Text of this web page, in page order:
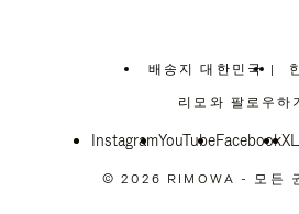
배송지 대한민국
위
치
선
십
|
리모와 팔로우하
InstagramYouTubeFacebookX
© 2026 RIMOWA - 모든